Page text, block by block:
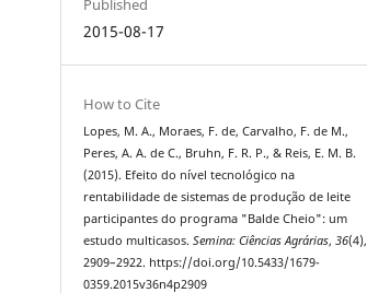
Published
2015-08-17
How to Cite
Lopes, M. A., Moraes, F. de, Carvalho, F. de M.,
Peres, A. A. de C., Bruhn, F. R. P., & Reis, E. M. B.
(2015). Efeito do nível tecnológico na
rentabilidade de sistemas de produção de leite
participantes do programa "Balde Cheio": um
estudo multicasos.Semina: Ciências Agrárias,36(4),
2909–2922. https://doi.org/10.5433/1679-
0359.2015v36n4p2909